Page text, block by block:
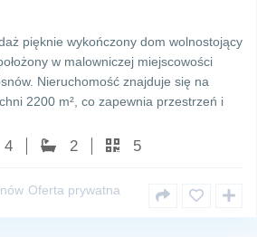
pięknie wykończony dom wolnostojący
w malowniczej miejscowości
Nieruchomość znajduje się na
2200 m², co zapewnia przestrzeń i
4 2 5
Oferta prywatna